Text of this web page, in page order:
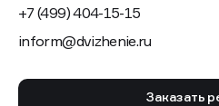
+7 (499) 404-15-15
inform@dvizhenie.ru
Заказать